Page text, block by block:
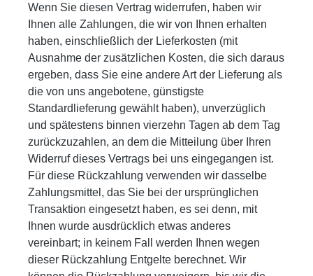
Wenn Sie diesen Vertrag widerrufen, haben wir
Ihnen alle Zahlungen, die wir von Ihnen erhalten
haben, einschließlich der Lieferkosten (mit
Ausnahme der zusätzlichen Kosten, die sich daraus
ergeben, dass Sie eine andere Art der Lieferung als
die von uns angebotene, günstigste
Standardlieferung gewählt haben), unverzüglich
und spätestens binnen vierzehn Tagen ab dem Tag
zurückzuzahlen, an dem die Mitteilung über Ihren
Widerruf dieses Vertrags bei uns eingegangen ist.
Für diese Rückzahlung verwenden wir dasselbe
Zahlungsmittel, das Sie bei der ursprünglichen
Transaktion eingesetzt haben, es sei denn, mit
Ihnen wurde ausdrücklich etwas anderes
vereinbart; in keinem Fall werden Ihnen wegen
dieser Rückzahlung Entgelte berechnet. Wir